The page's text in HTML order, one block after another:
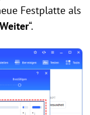
Festplatte als
Weiter“.